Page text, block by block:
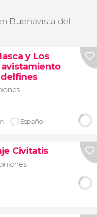
Buenavista del
y Los
Español
Civitatis